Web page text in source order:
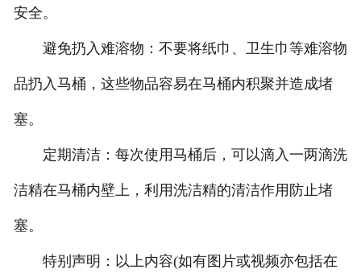
安全。
‌避免扔入难溶物‌：不要将纸巾、卫生巾等难溶物
品扔入马桶，这些物品容易在马桶内积聚并造成堵
塞。‌
‌定期清洁‌：每次使用马桶后，可以滴入一两滴洗
洁精在马桶内壁上，利用洗洁精的清洁作用防止堵
塞。
特别声明：以上内容(如有图片或视频亦包括在